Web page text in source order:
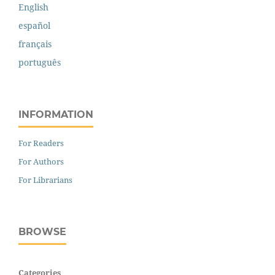
English
español
français
português
INFORMATION
For Readers
For Authors
For Librarians
BROWSE
Categories